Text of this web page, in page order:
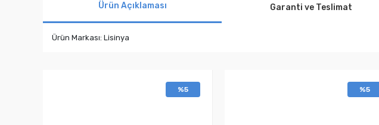
Ürün Açıklaması Garanti ve Teslimat
Ürün Markası: Lisinya
%5 %5